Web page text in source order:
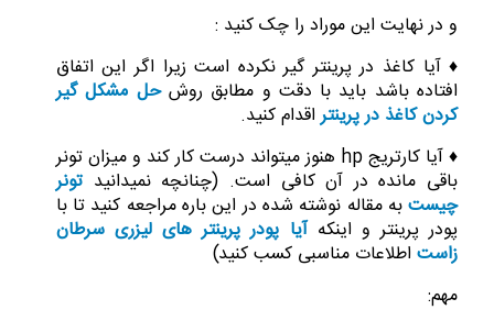
و در نهایت این موراد را چک کنید :
♦ آیا کاغذ در پرینتر گیر نکرده است زیرا اگر این اتفاق
افتاده باشد باید با دقت و مطابق روشحل مشکل گیر
کردن کاغذ در پرینتراقدام کنید.
♦ آیا کارتریج hp هنوز میتواند درست کار کند و میزان تونر
باقی مانده در آن کافی است. (چنانچه نمیدانیدتونر
چیستبه مقاله نوشته شده در این باره مراجعه کنید تا با
پودر پرینتر و اینکهآیا پودر پرینتر های لیزری سرطان
زاستاطلاعات مناسبی کسب کنید)
مهم: